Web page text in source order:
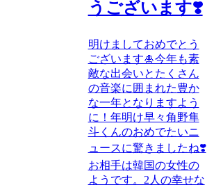
うございます❣️
明けましておめでとう
ございます🎍今年も素
敵な出会いとたくさん
の音楽に囲まれた豊か
な一年となりますよう
に！年明け早々角野隼
斗くんのおめでたいニ
ュースに驚きましたね❣️
お相手は韓国の女性の
ようです。2人の幸せな